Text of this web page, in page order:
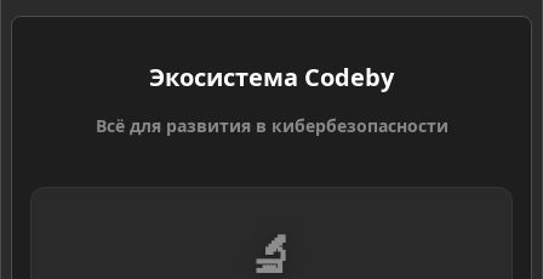
Экосистема Codeby
Всё для развития в кибербезопасности
🔬